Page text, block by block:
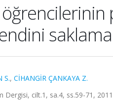
S., CİHANGİR ÇANKAYA Z.
Dergisi, cilt.1, sa.4, ss.59-71,